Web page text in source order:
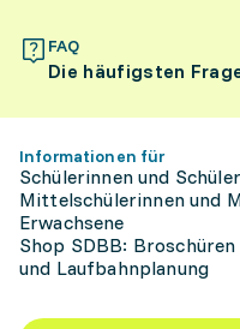
FAQ
Die häufigsten
Informationen für
Schülerinnen und Schüler
Mittelschülerinnen und
Erwachsene
Shop SDBB:
und Laufbahnplanung